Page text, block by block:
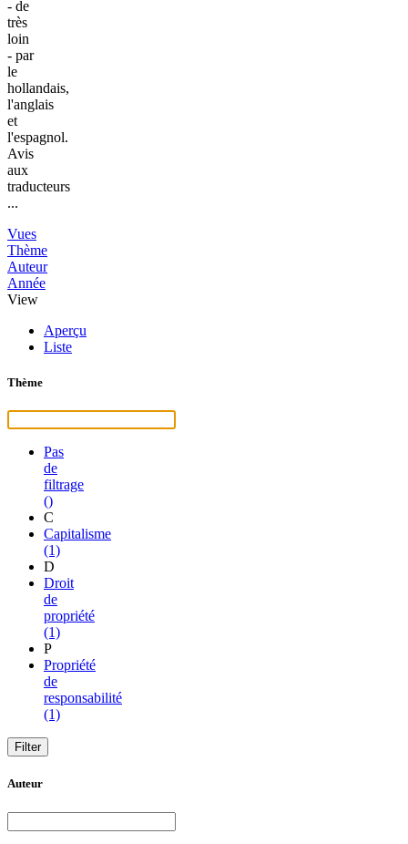
- de
très
loin
- par
le
hollandais,
l'anglais
et
l'espagnol.
Avis
aux
traducteurs
...
Vues
Thème
Auteur
Année
View
Aperçu
Liste
Thème
Pas
de
filtrage
()
C
Capitalisme
(1)
D
Droit
de
propriété
(1)
P
Propriété
de
responsabilité
(1)
Auteur